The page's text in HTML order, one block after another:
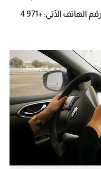
يمكنكم التواصل معهم عبر رقم الهاتف الآتي: +971 4